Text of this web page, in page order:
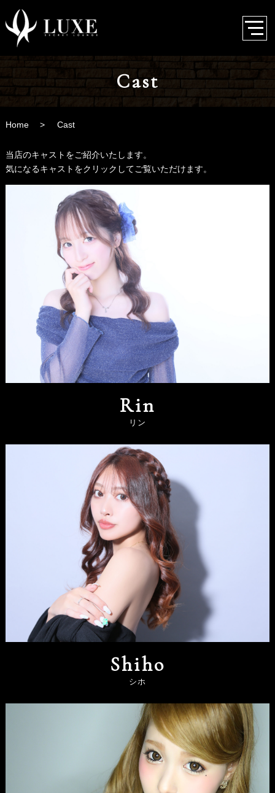
Cast
Home Cast
当店のキャストをご紹介いたします。
気になるキャストをクリックしてご覧いただけます。
Rin
リン
Shiho
シホ